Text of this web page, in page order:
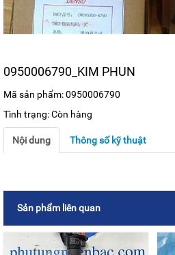
0950006790_KIM PHUN
Mã sản phẩm: 0950006790
Tình trạng: Còn hàng
Nội dung Thông số kỹ thuật
Sản phẩm liên quan